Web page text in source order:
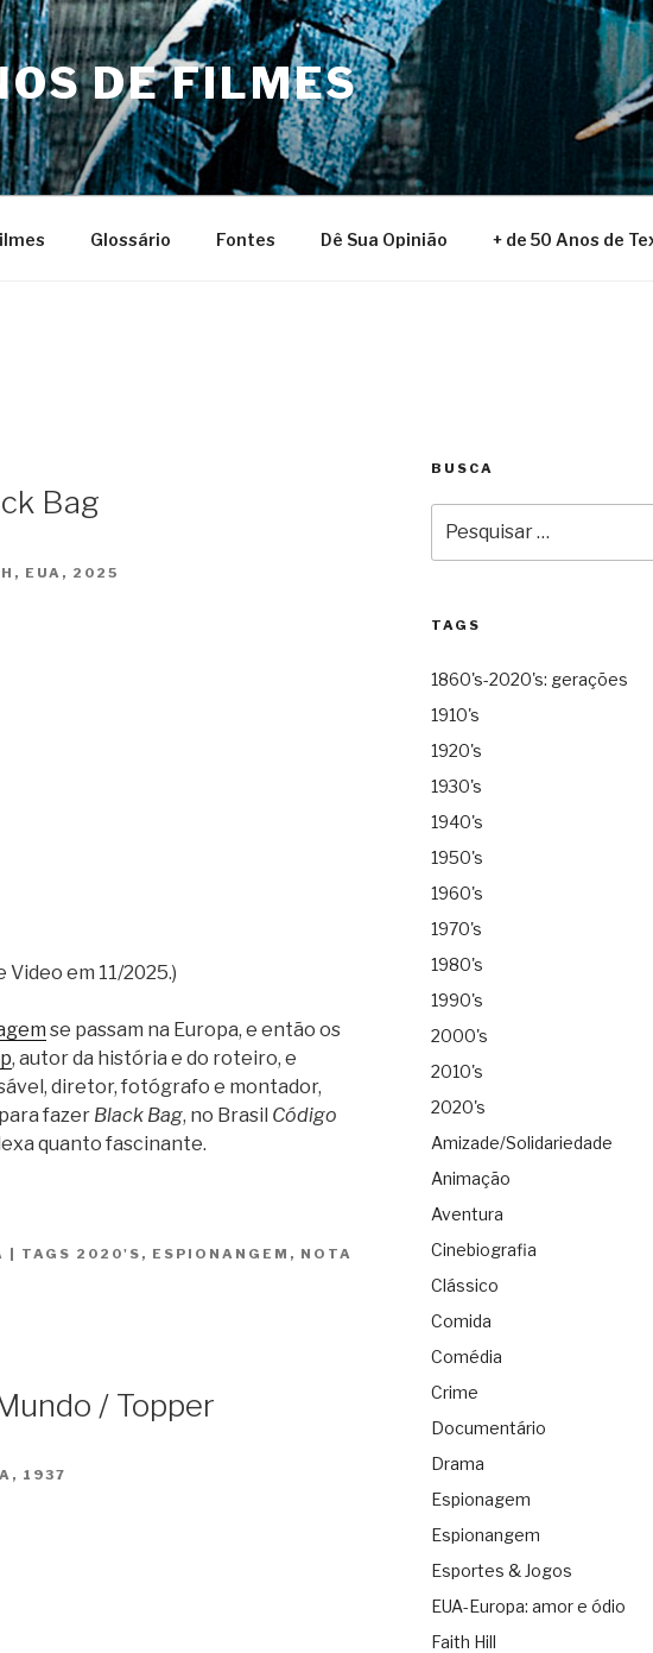
DE FILMES
Glossário Fontes Dê Sua Opinião + de 50 Anos de
Bag
EUA, 2025
em 11/2025.)
se passam na Europa, e então os
, autor da história e do roteiro, e
diretor, fotógrafo e montador,
fazer Black Bag, no Brasil Código
quanto fascinante.
TAGS 2020'S , ESPIONANGEM , NOTA
/ Topper
1937
BUSCA
por:
TAGS
1860's-2020's: gerações
1910's
1920's
1930's
1940's
1950's
1960's
1970's
1980's
1990's
2000's
2010's
2020's
Amizade/Solidariedade
Animação
Aventura
Cinebiografia
Clássico
Comida
Comédia
Crime
Documentário
Drama
Espionagem
Espionangem
Esportes & Jogos
EUA-Europa: amor e ódio
Faith Hill